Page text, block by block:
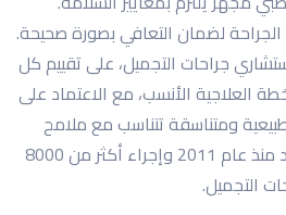
لضمان التعافي بصورة صحيحة.
جراحات التجميل، على تقييم كل
العلاجية الأنسب، مع الاعتماد على
طبيعية ومتناسقة تتناسب مع ملامح
الوجه، مستندًا إلى خبرة تمتد منذ عام 2011 وإجراء أكثر من 8000
التجميل.